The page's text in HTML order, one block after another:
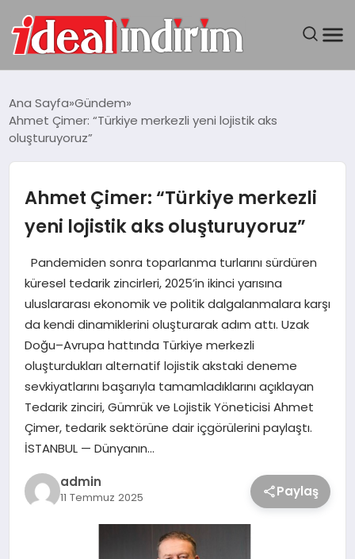
BILGISAYAR
TEKNOLOJI
YAŞAM
Ana Sayfa Gündem
Ahmet Çimer: “Türkiye merkezli yeni lojistik aks
oluşturuyoruz”
Ahmet Çimer: “Türkiye merkezli
yeni lojistik aks oluşturuyoruz”
Pandemiden sonra toparlanma turlarını sürdüren
küresel tedarik zincirleri, 2025’in ikinci yarısına
uluslararası ekonomik ve politik dalgalanmalara karşı
da kendi dinamiklerini oluşturarak adım attı. Uzak
Doğu–Avrupa hattında Türkiye merkezli
oluşturdukları alternatif lojistik akstaki deneme
sevkiyatlarını başarıyla tamamladıklarını açıklayan
Tedarik zinciri, Gümrük ve Lojistik Yöneticisi Ahmet
Çimer, tedarik sektörüne dair içgörülerini paylaştı.
İSTANBUL — Dünyanın…
admin
11 Temmuz 2025 Paylaş